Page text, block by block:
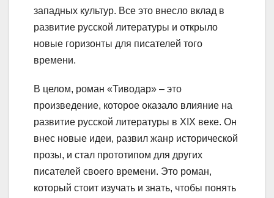
западных культур. Все это внесло вклад в
развитие русской литературы и открыло
новые горизонты для писателей того
времени.
В целом, роман «Тиводар» – это
произведение, которое оказало влияние на
развитие русской литературы в XIX веке. Он
внес новые идеи, развил жанр исторической
прозы, и стал прототипом для других
писателей своего времени. Это роман,
который стоит изучать и знать, чтобы понять